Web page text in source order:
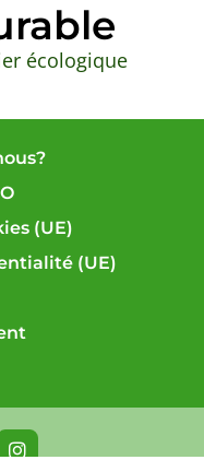
écologique
(UE)
(UE)
I